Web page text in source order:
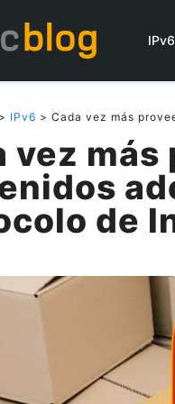
IPv6
> IPv6 > Cada vez más
vez
de